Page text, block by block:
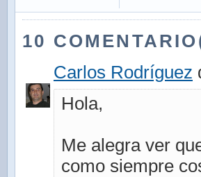
10
Carlos Rodríguez
Hola,
Me alegra ver
como siempre